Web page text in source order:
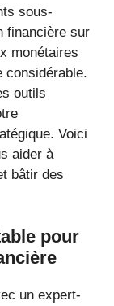
sous-
financière sur
monétaires
considérable.
outils
Voici
aider à
bâtir des
pour
un expert-